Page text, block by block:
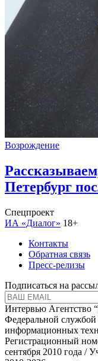
Возрождение
Петербург
Спецпроект
ИА «Диалог» 18+
Контакты
Обратная связь
Пресс-релизы
Подписаться на
Интервью Агентство
Федеральной службой
информационных
Регистрационный
сентября 2010